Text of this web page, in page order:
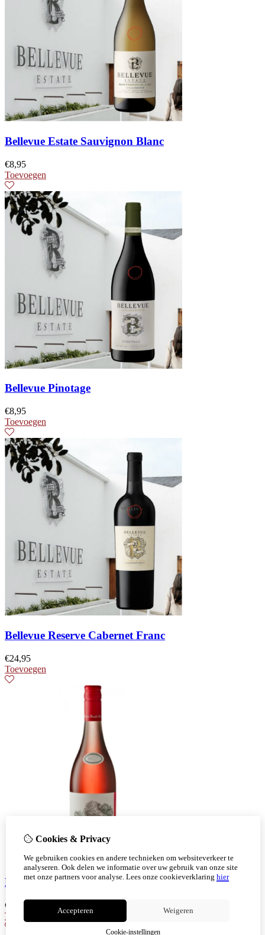
Bellevue Estate Sauvignon Blanc
€8,95
Toevoegen
Bellevue Pinotage
€8,95
Toevoegen
Bellevue Reserve Cabernet Franc
€24,95
Toevoegen
Bellingham Berry Bush rosé
€
6,99
Toevoegen
Cookies & Privacy
We gebruiken cookies en andere technieken om websiteverkeer te
analyseren. Ook delen we informatie over uw gebruik van onze site
met onze partners voor analyse. Lees onze cookieverklaring hier
Accepteren Weigeren
Cookie-instellingen